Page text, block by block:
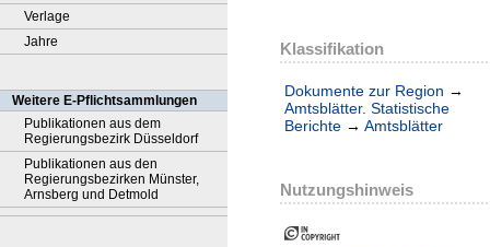
Verlage
Jahre
Weitere E-Pflichtsammlungen
Publikationen aus dem
Regierungsbezirk Düsseldorf
Publikationen aus den
Regierungsbezirken Münster,
Arnsberg und Detmold
Klassifikation
Dokumente zur Region →
Amtsblätter. Statistische
Berichte → Amtsblätter
Nutzungshinweis